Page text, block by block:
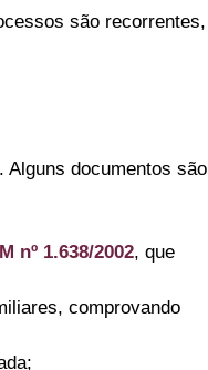
são recorrentes,
Alguns documentos são
nº 1.638/2002, que
comprovando